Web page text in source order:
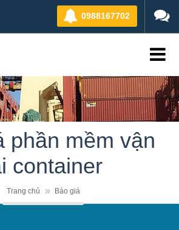
0988167702
phần mềm vận
container
Trang chủ Báo giá